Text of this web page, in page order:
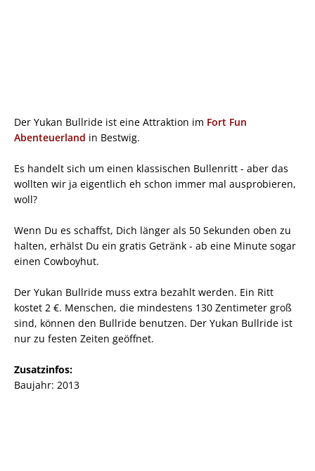
Der Yukan Bullride ist eine Attraktion im Fort Fun
Abenteuerland in Bestwig.
Es handelt sich um einen klassischen Bullenritt - aber das
wollten wir ja eigentlich eh schon immer mal ausprobieren,
woll?
Wenn Du es schaffst, Dich länger als 50 Sekunden oben zu
halten, erhälst Du ein gratis Getränk - ab eine Minute sogar
einen Cowboyhut.
Der Yukan Bullride muss extra bezahlt werden. Ein Ritt
kostet 2 €. Menschen, die mindestens 130 Zentimeter groß
sind, können den Bullride benutzen. Der Yukan Bullride ist
nur zu festen Zeiten geöffnet.
Zusatzinfos:
Baujahr: 2013